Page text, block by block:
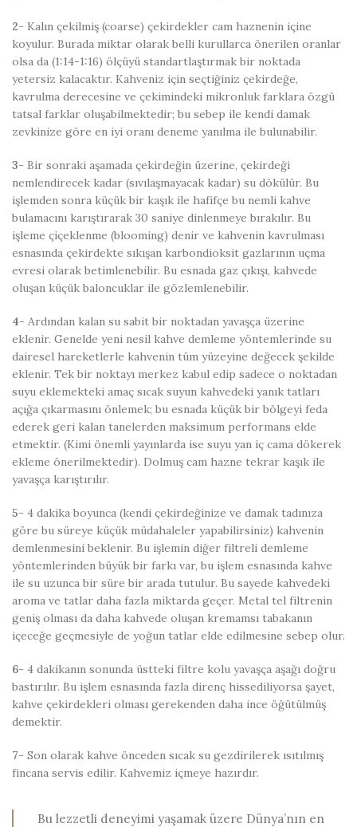
2- Kalın çekilmiş (coarse) çekirdekler cam haznenin içine
koyulur. Burada miktar olarak belli kurullarca önerilen oranlar
olsa da (1:14-1:16) ölçüyü standartlaştırmak bir noktada
yetersiz kalacaktır. Kahveniz için seçtiğiniz çekirdeğe,
kavrulma derecesine ve çekimindeki mikronluk farklara özgü
tatsal farklar oluşabilmektedir; bu sebep ile kendi damak
zevkinize göre en iyi oranı deneme yanılma ile bulunabilir.
3- Bir sonraki aşamada çekirdeğin üzerine, çekirdeği
nemlendirecek kadar (sıvılaşmayacak kadar) su dökülür. Bu
işlemden sonra küçük bir kaşık ile hafifçe bu nemli kahve
bulamacını karıştırarak 30 saniye dinlenmeye bırakılır. Bu
işleme çiçeklenme (blooming) denir ve kahvenin kavrulması
esnasında çekirdekte sıkışan karbondioksit gazlarının uçma
evresi olarak betimlenebilir. Bu esnada gaz çıkışı, kahvede
oluşan küçük baloncuklar ile gözlemlenebilir.
4- Ardından kalan su sabit bir noktadan yavaşça üzerine
eklenir. Genelde yeni nesil kahve demleme yöntemlerinde su
dairesel hareketlerle kahvenin tüm yüzeyine değecek şekilde
eklenir. Tek bir noktayı merkez kabul edip sadece o noktadan
suyu eklemekteki amaç sıcak suyun kahvedeki yanık tatları
açığa çıkarmasını önlemek; bu esnada küçük bir bölgeyi feda
ederek geri kalan tanelerden maksimum performans elde
etmektir. (Kimi önemli yayınlarda ise suyu yan iç cama dökerek
ekleme önerilmektedir). Dolmuş cam hazne tekrar kaşık ile
yavaşça karıştırılır.
5- 4 dakika boyunca (kendi çekirdeğinize ve damak tadınıza
göre bu süreye küçük müdahaleler yapabilirsiniz) kahvenin
demlenmesini beklenir. Bu işlemin diğer filtreli demleme
yöntemlerinden büyük bir farkı var, bu işlem esnasında kahve
ile su uzunca bir süre bir arada tutulur. Bu sayede kahvedeki
aroma ve tatlar daha fazla miktarda geçer. Metal tel filtrenin
geniş olması da daha kahvede oluşan kremamsı tabakanın
içeceğe geçmesiyle de yoğun tatlar elde edilmesine sebep olur.
6- 4 dakikanın sonunda üstteki filtre kolu yavaşça aşağı doğru
bastırılır. Bu işlem esnasında fazla direnç hissediliyorsa şayet,
kahve çekirdekleri olması gerekenden daha ince öğütülmüş
demektir.
7- Son olarak kahve önceden sıcak su gezdirilerek ısıtılmış
fincana servis edilir. Kahvemiz içmeye hazırdır.
Bu lezzetli deneyimi yaşamak üzere Dünya’nın en